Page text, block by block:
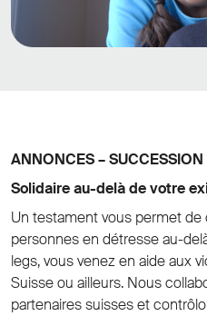
ANNONCES –
Solidaire au-delà de votre
Un testament vous permet
personnes en détresse au-
legs, vous venez en aide aux
Suisse ou ailleurs. Nous
partenaires suisses et